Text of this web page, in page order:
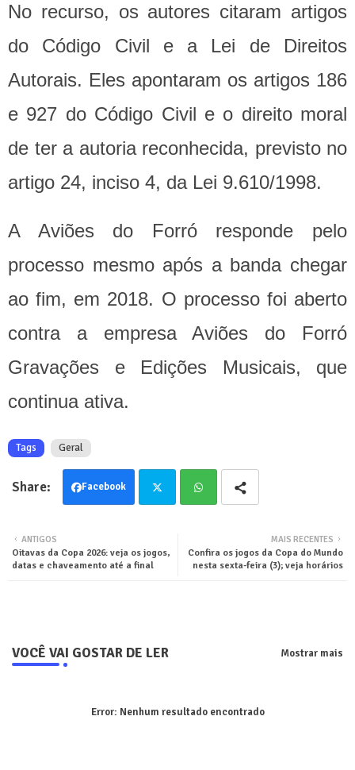
No recurso, os autores citaram artigos
do Código Civil e a Lei de Direitos
Autorais. Eles apontaram os artigos 186
e 927 do Código Civil e o direito moral
de ter a autoria reconhecida, previsto no
artigo 24, inciso 4, da Lei 9.610/1998.
A Aviões do Forró responde pelo
processo mesmo após a banda chegar
ao fim, em 2018. O processo foi aberto
contra a empresa Aviões do Forró
Gravações e Edições Musicais, que
continua ativa.
Tags Geral
Facebook
ter tsa
MAIS RECENTES
Confira os jogos da Copa do Mundo
nesta sexta-feira (3); veja horários
ANTIGOS
Oitavas da Copa 2026: veja os jogos,
datas e chaveamento até a final
VOCÊ VAI GOSTAR DE LER Mostrar mais
Error: Nenhum resultado encontrado